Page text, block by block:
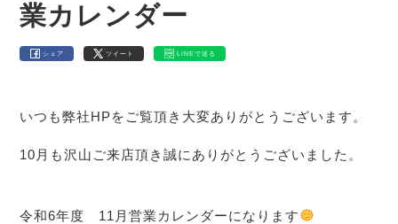
業カレンダー
シェア ツイート LINEで送る
いつも弊社HPをご覧頂き大変ありがとうございます。
10月も沢山ご来店頂き誠にありがとうございました。
令和6年度 11月営業カレンダーになります